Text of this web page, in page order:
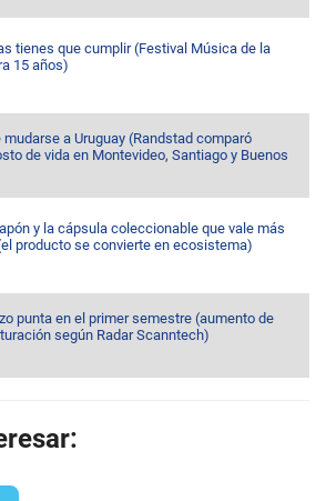
tienes que cumplir (Festival Música de la
15 años)
mudarse a Uruguay (Randstad comparó
de vida en Montevideo, Santiago y Buenos
y la cápsula coleccionable que vale más
producto se convierte en ecosistema)
punta en el primer semestre (aumento de
según Radar Scanntech)